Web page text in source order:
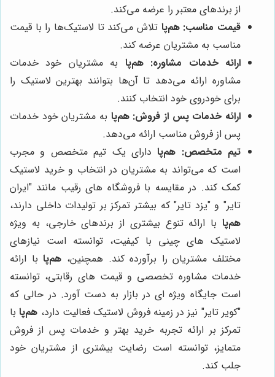
از برندهای معتبر را عرضه می‌کند.
قیمت مناسب: هم‌پا تلاش می‌کند تا لاستیک‌ها را با قیمت
مناسب به مشتریان عرضه کند.
ارائه خدمات مشاوره: هم‌پا به مشتریان خود خدمات
مشاوره ارائه می‌دهد تا آن‌ها بتوانند بهترین لاستیک را
برای خودروی خود انتخاب کنند.
ارائه خدمات پس از فروش: هم‌پا به مشتریان خود خدمات
پس از فروش مناسب ارائه می‌دهد.
تیم متخصص: هم‌پادارای یک تیم متخصص و مجرب
است که می‌تواند به مشتریان در انتخاب و خرید لاستیک
کمک کند. در مقایسه با فروشگاه های رقیب مانند "ایران
تایر" و "یزد تایر" که بیشتر تمرکز بر تولیدات داخلی دارند،
هم‌پا با ارائه تنوع بیشتری از برندهای خارجی، به ویژه
لاستیک های چینی با کیفیت، توانسته است نیازهای
مختلف مشتریان را برآورده کند. همچنین، هم‌پابا ارائه
خدمات مشاوره تخصصی و قیمت های رقابتی، توانسته
است جایگاه ویژه ای در بازار به دست آورد. در حالی که
"کویر تایر" نیز در زمینه فروش لاستیک فعالیت دارد، هم‌پابا
تمرکز بر ارائه تجربه خرید بهتر و خدمات پس از فروش
متمایز، توانسته است رضایت بیشتری از مشتریان خود
جلب کند.